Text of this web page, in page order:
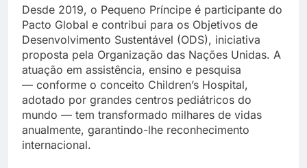
Desde 2019, o Pequeno Príncipe é participante do
Pacto Global e contribui para os Objetivos de
Desenvolvimento Sustentável (ODS), iniciativa
proposta pela Organização das Nações Unidas. A
atuação em assistência, ensino e pesquisa
— conforme o conceito Children’s Hospital,
adotado por grandes centros pediátricos do
mundo — tem transformado milhares de vidas
anualmente, garantindo-lhe reconhecimento
internacional.